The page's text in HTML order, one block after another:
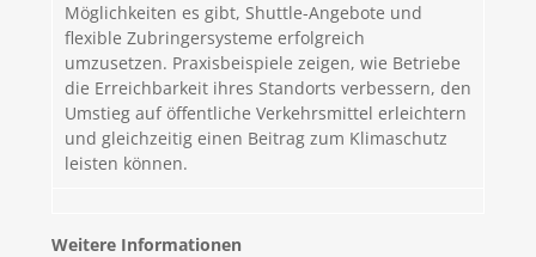
Möglichkeiten es gibt, Shuttle-Angebote und
flexible Zubringersysteme erfolgreich
umzusetzen. Praxisbeispiele zeigen, wie Betriebe
die Erreichbarkeit ihres Standorts verbessern, den
Umstieg auf öffentliche Verkehrsmittel erleichtern
und gleichzeitig einen Beitrag zum Klimaschutz
leisten können.
Weitere Informationen